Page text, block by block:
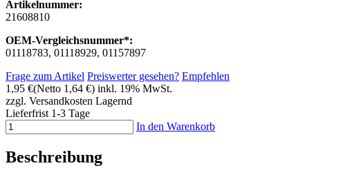
Artikelnummer:
21608810
OEM-Vergleichsnummer*:
01118783, 01118929, 01157897
Frage zum Artikel Preiswerter gesehen? Empfehlen
1,95 €(Netto 1,64 €) inkl. 19% MwSt.
zzgl. Versandkosten Lagernd
Lieferfrist 1-3 Tage
In den Warenkorb
Beschreibung